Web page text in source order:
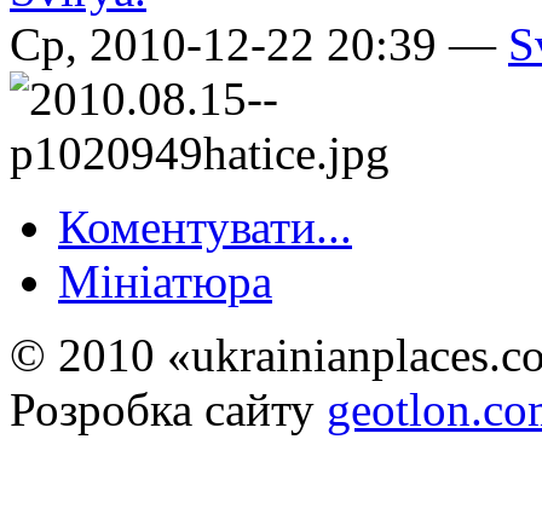
Ср, 2010-12-22 20:39 —
Коментувати...
Мініатюра
© 2010
Розробка сайту